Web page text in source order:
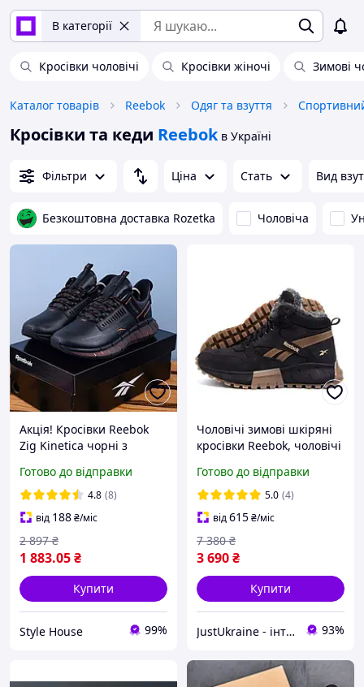
В категорії
Кросівки чоловічі Кросівки жіночі Зимові
Каталог товарів Reebok Одяг та взуття
Кросівки та кеди Reebok в Україні
Фільтри Ціна Стать Вид
Безкоштовна доставка Rozetka Чоловіча
Акція! Кросівки Reebok
Zig Kinetica чорні з
Готово до відправки
4.8 (8)
від 188₴/міс
1 883.05₴
2 897 ₴
Купити
Style House 99%
Чоловічі зимові шкіряні
кросівки Reebok, чоловічі
теплі зимові кросівки для
чоловіків
Готово до відправки
5.0 (4)
від615₴/міс
3 690₴
7 380 ₴
Купити
JustUkraine - інтернет магазин чоловічого та жіночого взуття 93%